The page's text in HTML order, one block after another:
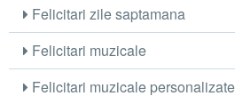
Felicitari zile saptamana
Felicitari muzicale
Felicitari muzicale personalizate